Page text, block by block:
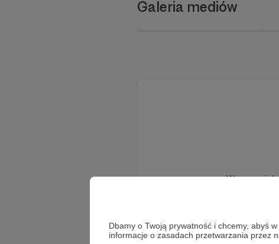
Dbamy o Twoją prywatność i chcemy, abyś
informacje o zasadach przetwarzania przez
Galeria mediów
Wesprzyj